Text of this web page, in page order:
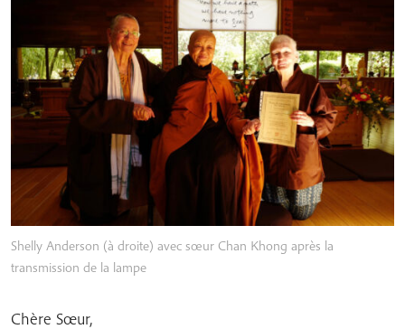
Shelly Anderson (à droite) avec sœur Chan Khong après la
transmission de la lampe
Chère Sœur,